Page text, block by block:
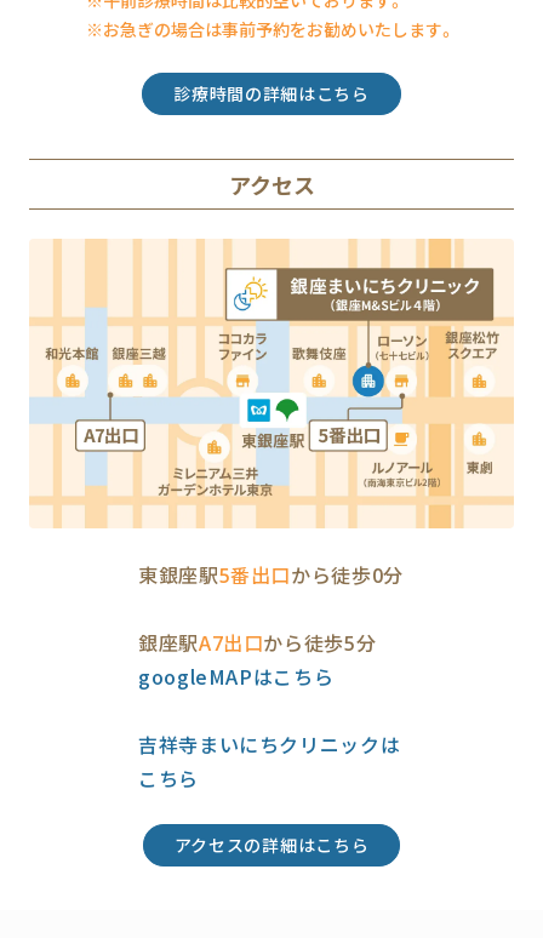
※お急ぎの場合は事前予約をお勧めいたします。
アクセス
東銀座駅5番出口から徒歩0分
銀座駅A7出口から徒歩5分
googleMAPはこちら
吉祥寺まいにちクリニックは
こちら
診療時間の詳細はこちら
アクセスの詳細はこちら